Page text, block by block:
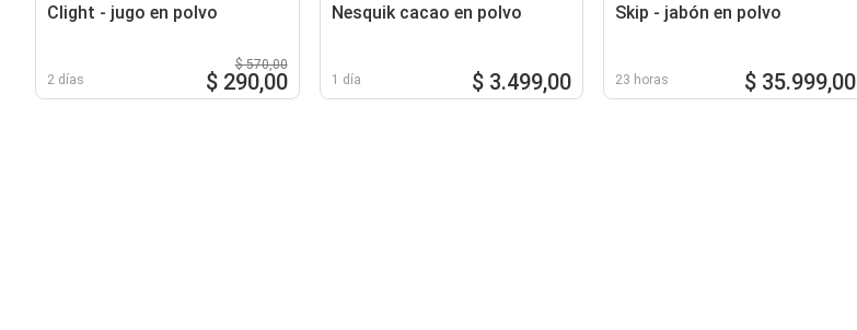
Clight - jugo en polvo
2 días
$ 570,00
$ 290,00
Nesquik cacao en polvo
1 día $ 3.499,00
Skip - jabón en polvo
23 horas $ 35.999,00